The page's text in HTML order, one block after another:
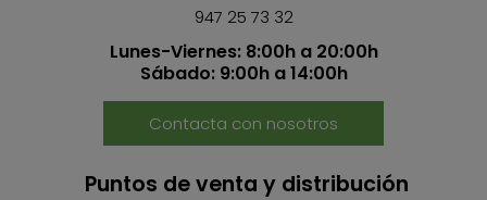
947 25 73 32
Lunes-Viernes: 8:00h a 20:00h
Sábado: 9:00h a 14:00h
Contacta con nosotros
Puntos de venta y distribución